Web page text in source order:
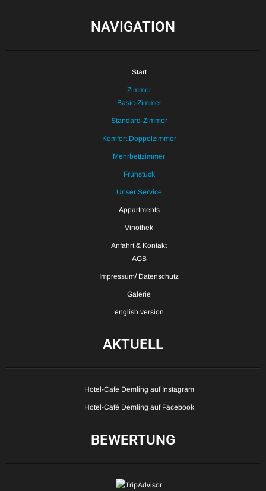
NAVIGATION
Start
Zimmer
Basic-Zimmer
Standard-Zimmer
Komfort Doppelzimmer
Mehrbettzimmer
Frühstück
Unser Service
Appartments
Vinothek
Anfahrt & Kontakt
AGB
Impressum/ Datenschutz
Galerie
english version
AKTUELL
Hotel-Cafe Demling auf Instagram
Hotel-Café Demling auf Facebook
BEWERTUNG